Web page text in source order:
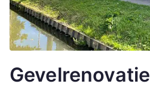
Gevelrenovatie